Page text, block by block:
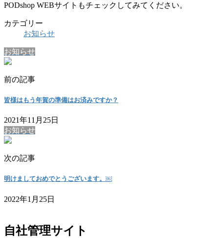
PODshop WEBサイトもチェックしてみてください。
カテゴリー
お知らせ
お知らせ
前の記事
皆様はもう年賀の準備はお済みですか？
2021年11月25日
お知らせ
次の記事
明けましておめでとうございます。￼
2022年1月25日
自社管理サイト